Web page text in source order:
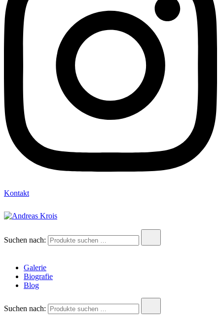
Kontakt
Suchen nach:
Galerie
Biografie
Blog
Suchen nach: